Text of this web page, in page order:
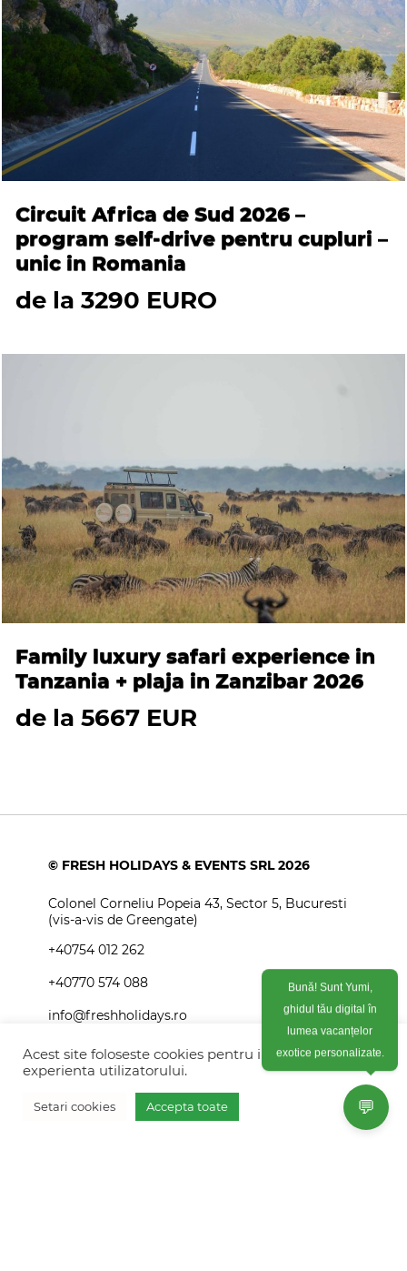
Circuit Africa de Sud 2026 –
program self-drive pentru cupluri –
unic in Romania
de la 3290 EURO
Family luxury safari experience in
Tanzania + plaja in Zanzibar 2026
de la 5667 EUR
Vreau oferta personalizata
© FRESH HOLIDAYS & EVENTS SRL 2026
Colonel Corneliu Popeia 43, Sector 5, Bucuresti
(vis-a-vis de Greengate)
+40754 012 262
+40770 574 088
info@freshholidays.ro
Povestile noastre
Contact Fresh Holidays
Acest site foloseste cookies pentru imbunatati
experienta utilizatorului.
Setari cookies Accepta toate 💬
Bună! Sunt Yumi,
ghidul tău digital în
lumea vacanțelor
exotice personalizate.